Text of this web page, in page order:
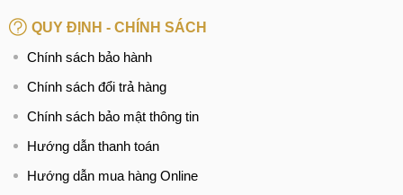
QUY ĐỊNH - CHÍNH SÁCH
Chính sách bảo hành
Chính sách đổi trả hàng
Chính sách bảo mật thông tin
Hướng dẫn thanh toán
Hướng dẫn mua hàng Online